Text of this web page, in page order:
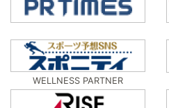
WELLNESS PARTNER